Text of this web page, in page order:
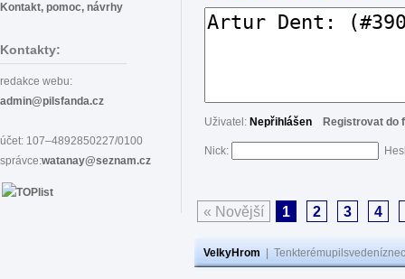
Kontakt, pomoc, návrhy
Kontakty:
redakce webu:
admin@pilsfanda.cz
účet: 107–4892850227/0100
správce:watanay@seznam.cz
Uživatel: Nepřihlášen Registrovat do
Nick:
« Novější 1 2 3 4
VelkyHrom